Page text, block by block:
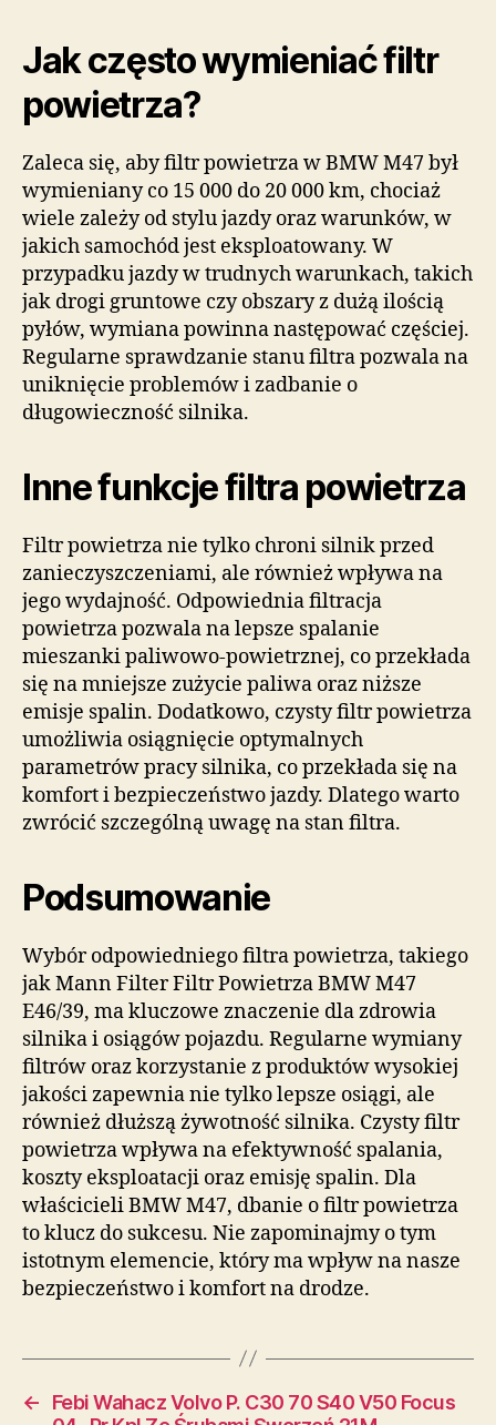
Jak często wymieniać filtr
powietrza?
Zaleca się, aby filtr powietrza w BMW M47 był
wymieniany co 15 000 do 20 000 km, chociaż
wiele zależy od stylu jazdy oraz warunków, w
jakich samochód jest eksploatowany. W
przypadku jazdy w trudnych warunkach, takich
jak drogi gruntowe czy obszary z dużą ilością
pyłów, wymiana powinna następować częściej.
Regularne sprawdzanie stanu filtra pozwala na
uniknięcie problemów i zadbanie o
długowieczność silnika.
Inne funkcje filtra powietrza
Filtr powietrza nie tylko chroni silnik przed
zanieczyszczeniami, ale również wpływa na
jego wydajność. Odpowiednia filtracja
powietrza pozwala na lepsze spalanie
mieszanki paliwowo-powietrznej, co przekłada
się na mniejsze zużycie paliwa oraz niższe
emisje spalin. Dodatkowo, czysty filtr powietrza
umożliwia osiągnięcie optymalnych
parametrów pracy silnika, co przekłada się na
komfort i bezpieczeństwo jazdy. Dlatego warto
zwrócić szczególną uwagę na stan filtra.
Podsumowanie
Wybór odpowiedniego filtra powietrza, takiego
jak Mann Filter Filtr Powietrza BMW M47
E46/39, ma kluczowe znaczenie dla zdrowia
silnika i osiągów pojazdu. Regularne wymiany
filtrów oraz korzystanie z produktów wysokiej
jakości zapewnia nie tylko lepsze osiągi, ale
również dłuższą żywotność silnika. Czysty filtr
powietrza wpływa na efektywność spalania,
koszty eksploatacji oraz emisję spalin. Dla
właścicieli BMW M47, dbanie o filtr powietrza
to klucz do sukcesu. Nie zapominajmy o tym
istotnym elemencie, który ma wpływ na nasze
bezpieczeństwo i komfort na drodze.
←
Febi Wahacz Volvo P. C30 70 S40 V50 Focus